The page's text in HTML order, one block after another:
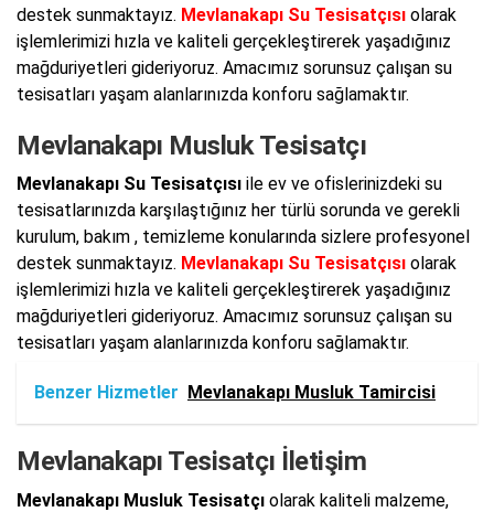
destek sunmaktayız. Mevlanakapı Su Tesisatçısı olarak
işlemlerimizi hızla ve kaliteli gerçekleştirerek yaşadığınız
mağduriyetleri gideriyoruz. Amacımız sorunsuz çalışan su
tesisatları yaşam alanlarınızda konforu sağlamaktır.
Mevlanakapı Musluk Tesisatçı
Mevlanakapı Su Tesisatçısı ile ev ve ofislerinizdeki su
tesisatlarınızda karşılaştığınız her türlü sorunda ve gerekli
kurulum, bakım , temizleme konularında sizlere profesyonel
destek sunmaktayız. Mevlanakapı Su Tesisatçısı olarak
işlemlerimizi hızla ve kaliteli gerçekleştirerek yaşadığınız
mağduriyetleri gideriyoruz. Amacımız sorunsuz çalışan su
tesisatları yaşam alanlarınızda konforu sağlamaktır.
Benzer Hizmetler Mevlanakapı Musluk Tamircisi
Mevlanakapı Tesisatçı İletişim
Mevlanakapı Musluk Tesisatçı olarak kaliteli malzeme,